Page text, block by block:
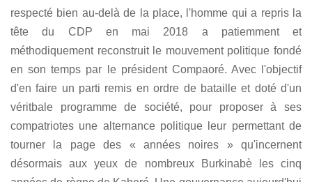
respecté bien au-delà de la place, l'homme qui a repris la
tête du CDP en mai 2018 a patiemment et
méthodiquement reconstruit le mouvement politique fondé
en son temps par le président Compaoré. Avec l'objectif
d'en faire un parti remis en ordre de bataille et doté d'un
véritbale programme de société, pour proposer à ses
compatriotes une alternance politique leur permettant de
tourner la page des « années noires » qu'incernent
désormais aux yeux de nombreux Burkinabè les cinq